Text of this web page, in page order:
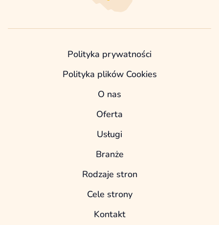
Polityka prywatności
Polityka plików Cookies
O nas
Oferta
Usługi
Branże
Rodzaje stron
Cele strony
Kontakt